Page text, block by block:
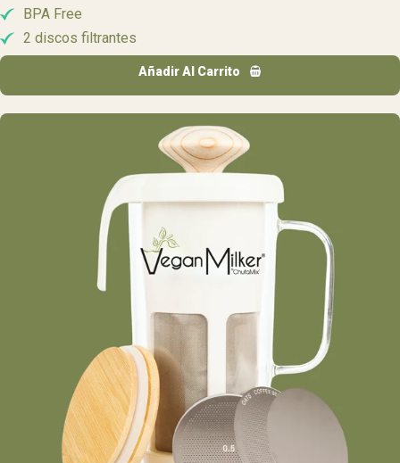
BPA Free
2 discos filtrantes
Añadir Al Carrito